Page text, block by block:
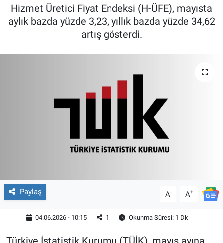
Hizmet Üretici Fiyat Endeksi (H-ÜFE), mayısta
aylık bazda yüzde 3,23, yıllık bazda yüzde 34,62
artış gösterdi.
Paylaş A- A+
04.06.2026 - 10:15 1 Okunma Süresi: 1 Dk